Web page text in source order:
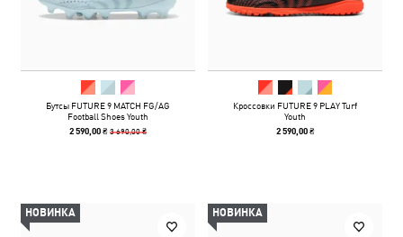
Бутсы FUTURE 9 MATCH FG/AG
Football Shoes Youth
2 590,00 ₴3 690,00 ₴
Кроссовки FUTURE 9 PLAY Turf
Youth
2 590,00 ₴
НОВИНКА НОВИНКА